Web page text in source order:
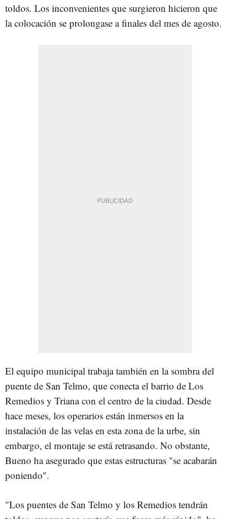
toldos. Los inconvenientes que surgieron hicieron que
la colocación se prolongase a finales del mes de agosto.
El equipo municipal trabaja también en la sombra del
puente de San Telmo, que conecta el barrio de Los
Remedios y Triana con el centro de la ciudad. Desde
hace meses, los operarios están inmersos en la
instalación de las velas en esta zona de la urbe, sin
embargo, el montaje se está retrasando. No obstante,
Bueno ha asegurado que estas estructuras "se acabarán
poniendo".
"Los puentes de San Telmo y los Remedios tendrán